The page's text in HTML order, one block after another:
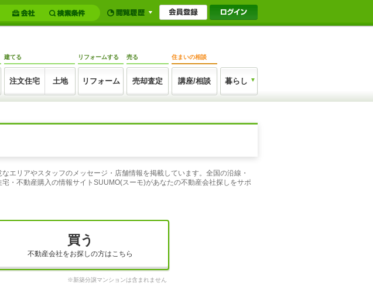
建てる
注文住宅 土地
リフォームする
リフォーム
売る
売却査定
住まいの相談
講座/相談 暮らし
エリアやスタッフのメッセージ・店舗情報を掲載しています。全国の沿線・
・不動産購入の情報サイトSUUMO(スーモ)があなたの不動産会社探しをサポ
買う
不動産会社をお探しの方はこちら
※新築分譲マンションは含まれません